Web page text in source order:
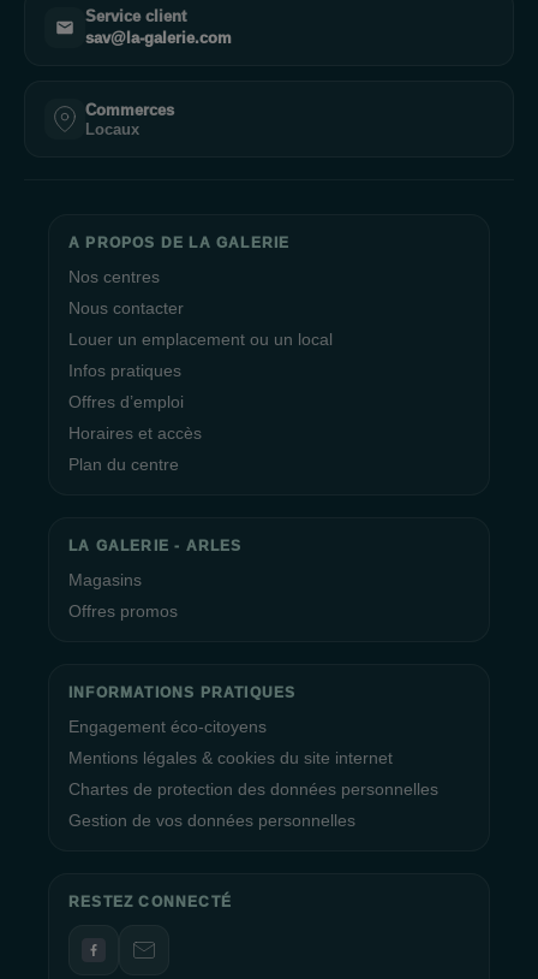
Service client
sav@la-galerie.com
Commerces
Locaux
A PROPOS DE LA GALERIE
Nos centres
Nous contacter
Louer un emplacement ou un local
Infos pratiques
Offres d’emploi
Horaires et accès
Plan du centre
LA GALERIE - ARLES
Magasins
Offres promos
INFORMATIONS PRATIQUES
Engagement éco-citoyens
Mentions légales & cookies du site internet
Chartes de protection des données personnelles
Gestion de vos données personnelles
RESTEZ CONNECTÉ